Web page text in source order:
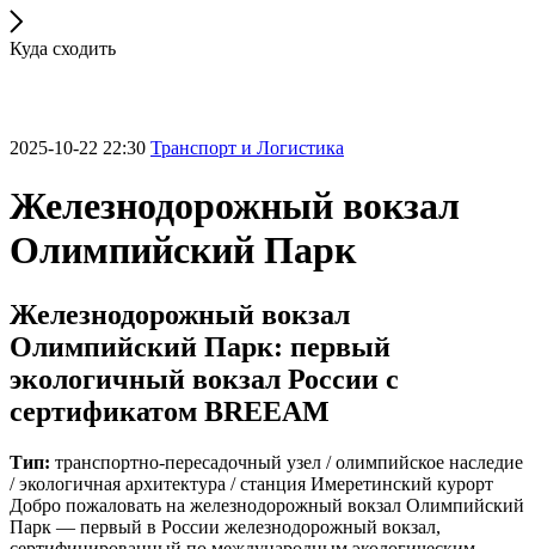
Куда сходить
2025-10-22 22:30 Транспорт и Логистика
Железнодорожный вокзал
Олимпийский Парк
Железнодорожный вокзал
Олимпийский Парк: первый
экологичный вокзал России с
сертификатом BREEAM
Тип: транспортно-пересадочный узел / олимпийское наследие
/ экологичная архитектура / станция Имеретинский курорт
Добро пожаловать на железнодорожный вокзал Олимпийский
Парк — первый в России железнодорожный вокзал,